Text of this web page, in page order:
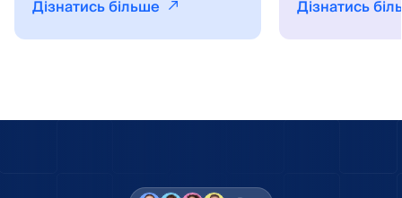
Дізнатись більше
Дізнатись